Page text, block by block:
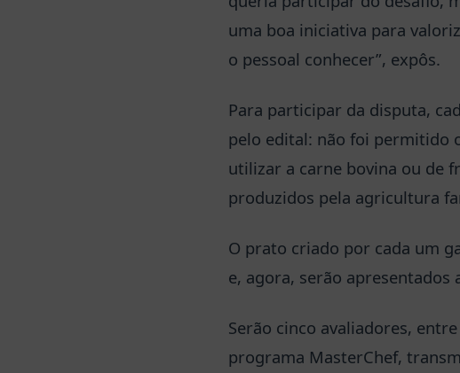
uma boa iniciativa para
o pessoal conhecer”, expôs.
Para participar da disputa,
pelo edital: não foi permitido
utilizar a carne bovina ou de
produzidos pela agricultura
O prato criado por cada um
e, agora, serão
Serão cinco avaliadores,
programa MasterChef,